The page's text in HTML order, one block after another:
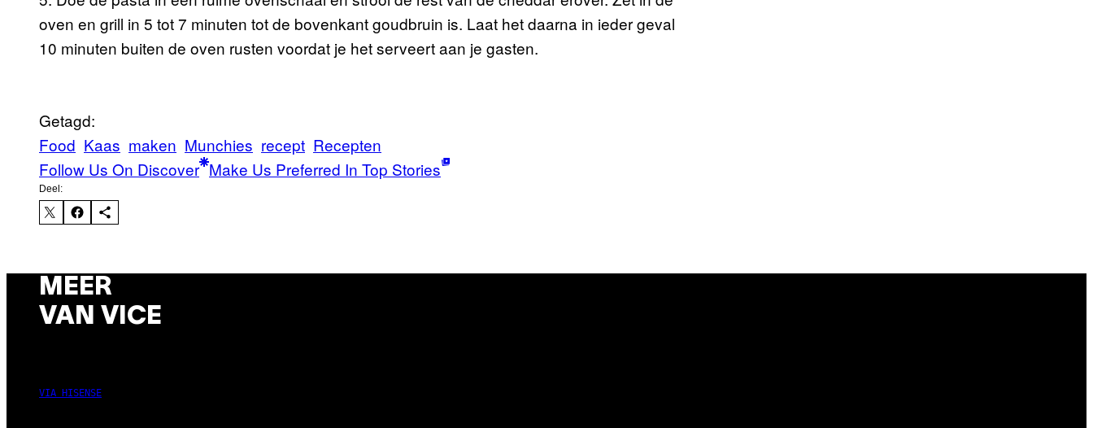
oven en grill in 5 tot 7 minuten tot de bovenkant goudbruin is. Laat het daarna in ieder geval
10 minuten buiten de oven rusten voordat je het serveert aan je gasten.
Getagd:
Food Kaas maken Munchies recept Recepten
Follow Us On Discover Make Us Preferred In Top Stories
Deel:
MEER
VAN VICE
VIA HISENSE